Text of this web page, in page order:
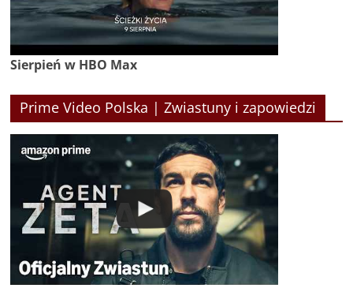
Sierpień w HBO Max
Prime Video Polska | Zwiastuny i zapowiedzi